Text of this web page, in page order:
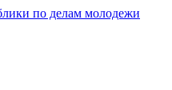
по делам молодежи